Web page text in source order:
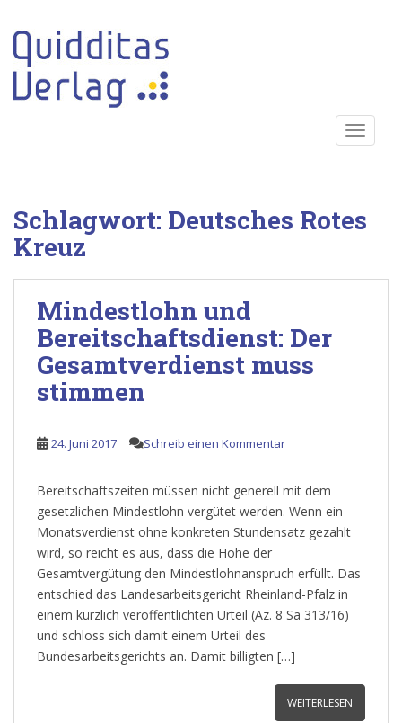
Schlagwort: Deutsches Rotes
Kreuz
Mindestlohn und
Bereitschaftsdienst: Der
Gesamtverdienst muss
stimmen
24. Juni 2017 Schreib einen Kommentar
Bereitschaftszeiten müssen nicht generell mit dem
gesetzlichen Mindestlohn vergütet werden. Wenn ein
Monatsverdienst ohne konkreten Stundensatz gezahlt
wird, so reicht es aus, dass die Höhe der
Gesamtvergütung den Mindestlohnanspruch erfüllt. Das
entschied das Landesarbeitsgericht Rheinland-Pfalz in
einem kürzlich veröffentlichten Urteil (Az. 8 Sa 313/16)
und schloss sich damit einem Urteil des
Bundesarbeitsgerichts an. Damit billigten […]
WEITERLESEN